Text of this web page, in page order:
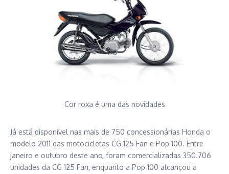
Cor roxa é uma das novidades
Já está disponível nas mais de 750 concessionárias Honda o
modelo 2011 das motocicletas CG 125 Fan e Pop 100. Entre
janeiro e outubro deste ano, foram comercializadas 350.706
unidades da CG 125 Fan, enquanto a Pop 100 alcançou a